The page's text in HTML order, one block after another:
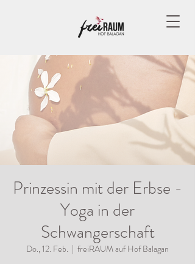
Prinzessin mit der Erbse -
Yoga in der
Schwangerschaft
Do., 12. Feb.
  |
freiRAUM auf Hof Balagan